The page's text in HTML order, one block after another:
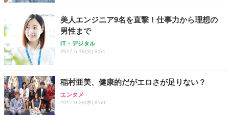
ョン PCチェア 通気性メッシュ ゲーミング/勉強/事
務用 おしゃれ パソコンチェア (ブラック)
Sezlife オフィスチェア デスクチェア 疲れない テレ
ワーク チェア 強化バックレスト 30度ロッキング機
能 人間工学 椅子 腰サポート 90度跳ね上げ式アーム
務用 おしゃれ パソコンチェア (ホワイト)
ANDWINT オフィスチェア デスクチェア 肘なし メ
ッシュ 通気性 ランバーサポート付き 腰サポート ガ
【整備済み品】Dell E2724HS 27インチ 液晶モニタ
ー フルHD（1920×1080）VA 非光沢 HDMI/DisplayP
ort/VGA スピーカー内蔵 高さ調整 スイベル VESA対
【MiniLED/24.5inch/280Hz/FHD】GRAPHT THE S
HOOTER Gaming Monitor 24” Essential ゲーミン
Smart Basic(スマートベーシック) 【Amazon.co.jp
限定】 Smart Basic アイリスオーヤマ ペットシーツ
超厚型 お徳用 ワイド 100枚入 (x 1) (ケース販売)
アイリスオーヤマ ペットシーツ 超厚型 お徳用 レギ
美人エンジニア9名を直撃！仕事力から理想の
男性まで
IT・デジタル
2017.5.16(火) 9:54
稲村亜美、健康的だがエロさが足りない？
エンタメ
2017.6.29(木) 8:59